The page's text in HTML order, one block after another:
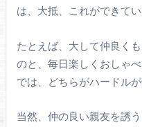
は、大抵、これができてい
たとえば、大して仲良く
のと、毎日楽しくおしゃ
では、どちらがハードル
当然、仲の良い親友を誘